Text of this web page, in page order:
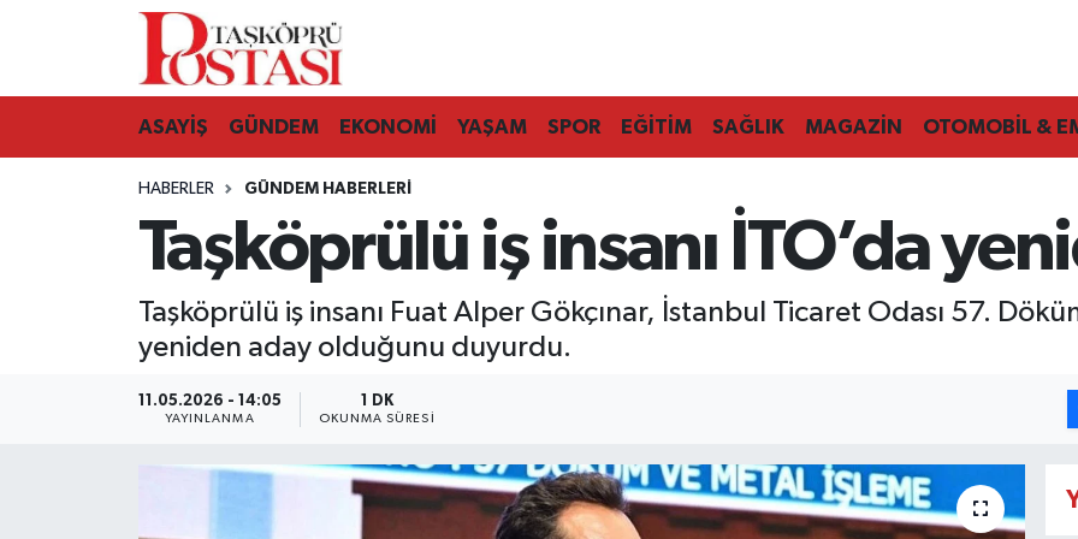
ASAYİŞ GÜNDEM EKONOMİ YAŞAM SPOR EĞİTİM SAĞLIK MAGAZİN OTOMOBİL &
HABERLER GÜNDEM HABERLERI
Taşköprülü iş insanı İTO’da
Taşköprülü iş insanı Fuat Alper Gökçınar, İstanbul Ticaret Odası 57.
yeniden aday olduğunu duyurdu.
11.05.2026 - 14:05
YAYINLANMA
1 DK
OKUNMA SÜRESI
Kastamonu Vefat Edenler
Araç Haberleri
Azdavay Haberleri
Bozkurt Haberleri